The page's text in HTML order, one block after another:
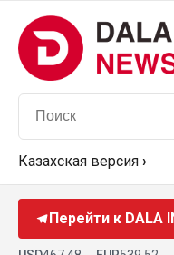
Казахская версия ›
Перейти к DALA